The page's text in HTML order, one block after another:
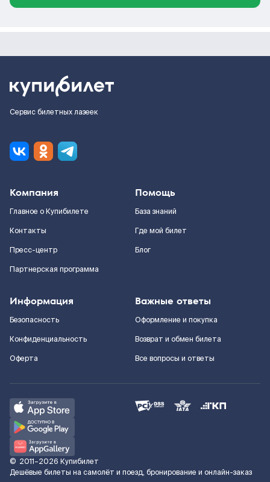
Сервис билетных лазеек
Компания
Главное о Купибилете
Контакты
Пресс-центр
Партнерская программа
Помощь
База знаний
Где мой билет
Блог
Информация
Безопасность
Конфиденциальность
Оферта
Важные ответы
Оформление и покупка
Возврат и обмен билета
Все вопросы и ответы
© 2011–2026 Купибилет
Дешёвые билеты на самолёт и поезд, бронирование и онлайн-заказ